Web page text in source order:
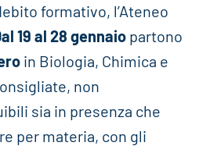
formativo, l’Ateneo
19 al 28 gennaiopartono
in Biologia, Chimica e
non
sia in presenza che
per materia, con gli